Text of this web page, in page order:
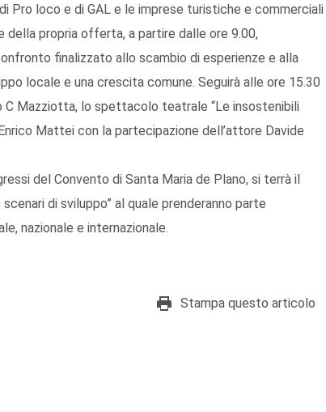
Pro loco e di GAL e le imprese turistiche e commerciali
della propria offerta, a partire dalle ore 9.00,
finalizzato allo scambio di esperienze e alla
locale e una crescita comune. Seguirà alle ore 15.30
Mazziotta, lo spettacolo teatrale “Le insostenibili
Mattei con la partecipazione dell’attore Davide
del Convento di Santa Maria de Plano, si terrà il
di sviluppo” al quale prenderanno parte
nazionale e internazionale.
Stampa questo articolo